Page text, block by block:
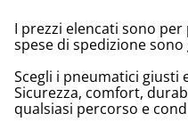
I prezzi elencati sono per
spese di spedizione
Scegli i pneumatici giusti
Sicurezza, comfort,
qualsiasi percorso e